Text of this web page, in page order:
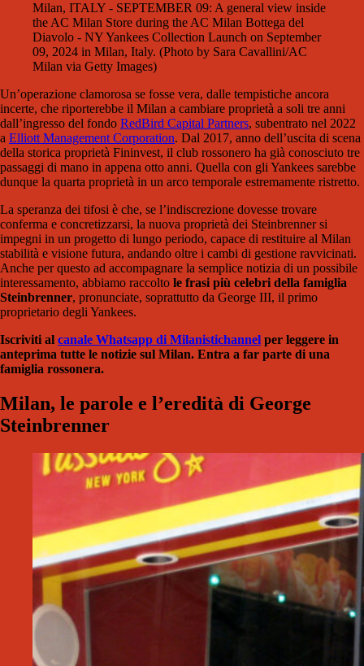
Milan, ITALY - SEPTEMBER 09: A general view inside
the AC Milan Store during the AC Milan Bottega del
Diavolo - NY Yankees Collection Launch on September
09, 2024 in Milan, Italy. (Photo by Sara Cavallini/AC
Milan via Getty Images)
Un’operazione clamorosa se fosse vera, dalle tempistiche ancora
incerte, che riporterebbe il Milan a cambiare proprietà a soli tre anni
dall’ingresso del fondo RedBird Capital Partners, subentrato nel 2022
a Elliott Management Corporation. Dal 2017, anno dell’uscita di scena
della storica proprietà Fininvest, il club rossonero ha già conosciuto tre
passaggi di mano in appena otto anni. Quella con gli Yankees sarebbe
dunque la quarta proprietà in un arco temporale estremamente ristretto.
La speranza dei tifosi è che, se l’indiscrezione dovesse trovare
conferma e concretizzarsi, la nuova proprietà dei Steinbrenner si
impegni in un progetto di lungo periodo, capace di restituire al Milan
stabilità e visione futura, andando oltre i cambi di gestione ravvicinati.
Anche per questo ad accompagnare la semplice notizia di un possibile
interessamento, abbiamo raccolto le frasi più celebri della famiglia
Steinbrenner, pronunciate, soprattutto da George III, il primo
proprietario degli Yankees.
Iscriviti al canale Whatsapp di Milanistichannel per leggere in
anteprima tutte le notizie sul Milan. Entra a far parte di una
famiglia rossonera.
Milan, le parole e l’eredità di George
Steinbrenner